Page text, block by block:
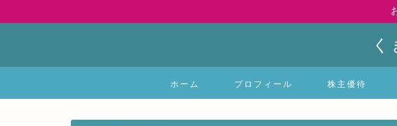
ホーム プロフィール 株主優待